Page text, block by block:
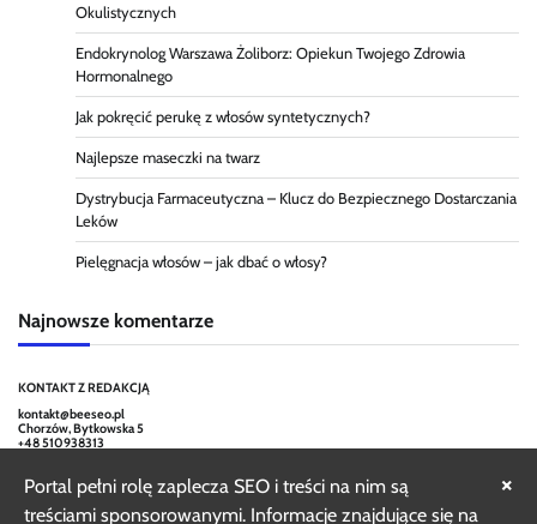
×
Portal pełni rolę zaplecza SEO i treści na nim są
treściami sponsorowanymi. Informacje znajdujące się na
Okulistycznych
Endokrynolog Warszawa Żoliborz: Opiekun Twojego Zdrowia
Hormonalnego
Jak pokręcić perukę z włosów syntetycznych?
Najlepsze maseczki na twarz
Dystrybucja Farmaceutyczna – Klucz do Bezpiecznego Dostarczania
Leków
Pielęgnacja włosów – jak dbać o włosy?
Najnowsze komentarze
KONTAKT Z REDAKCJĄ
kontakt@beeseo.pl
Chorzów, Bytkowska 5
+48 510938313